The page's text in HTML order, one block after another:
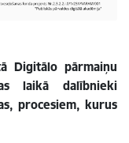
Digitālo pārmaiņu
laikā dalībnieki
procesiem, kurus